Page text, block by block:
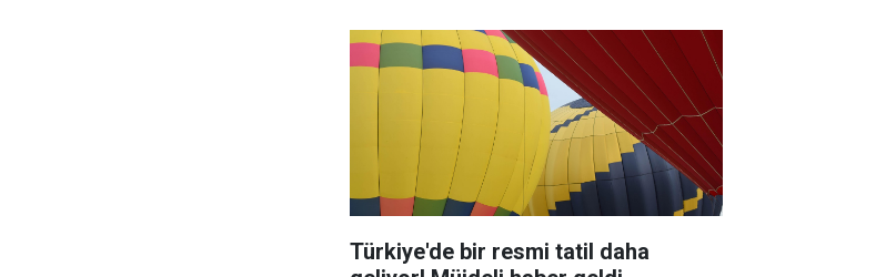
Türkiye'de bir resmi tatil daha